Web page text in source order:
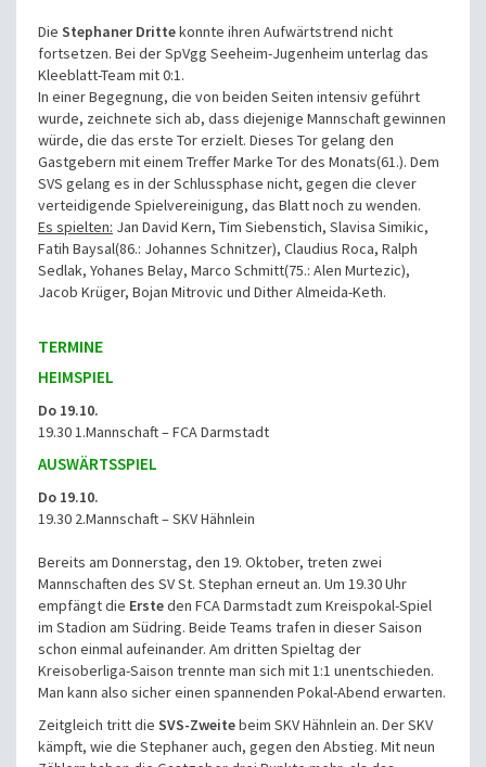
Die Stephaner Drittekonnte ihren Aufwärtstrend nicht
fortsetzen. Bei der SpVgg Seeheim-Jugenheim unterlag das
Kleeblatt-Team mit 0:1.
In einer Begegnung, die von beiden Seiten intensiv geführt
wurde, zeichnete sich ab, dass diejenige Mannschaft gewinnen
würde, die das erste Tor erzielt. Dieses Tor gelang den
Gastgebern mit einem Treffer Marke Tor des Monats(61.). Dem
SVS gelang es in der Schlussphase nicht, gegen die clever
verteidigende Spielvereinigung, das Blatt noch zu wenden.
Es spielten: Jan David Kern, Tim Siebenstich, Slavisa Simikic,
Fatih Baysal(86.: Johannes Schnitzer), Claudius Roca, Ralph
Sedlak, Yohanes Belay, Marco Schmitt(75.: Alen Murtezic),
Jacob Krüger, Bojan Mitrovic und Dither Almeida-Keth.
TERMINE
HEIMSPIEL
Do 19.10.
19.30 1.Mannschaft – FCA Darmstadt
AUSWÄRTSSPIEL
Do 19.10.
19.30 2.Mannschaft – SKV Hähnlein
Bereits am Donnerstag, den 19. Oktober, treten zwei
Mannschaften des SV St. Stephan erneut an. Um 19.30 Uhr
empfängt die Ersteden FCA Darmstadt zum Kreispokal-Spiel
im Stadion am Südring. Beide Teams trafen in dieser Saison
schon einmal aufeinander. Am dritten Spieltag der
Kreisoberliga-Saison trennte man sich mit 1:1 unentschieden.
Man kann also sicher einen spannenden Pokal-Abend erwarten.
Zeitgleich tritt die SVS-Zweitebeim SKV Hähnlein an. Der SKV
kämpft, wie die Stephaner auch, gegen den Abstieg. Mit neun